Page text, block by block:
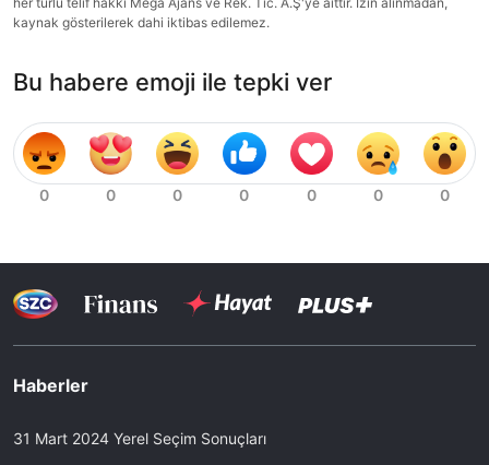
kaynak gösterilerek dahi iktibas edilemez.
Bu habere emoji ile tepki ver
Haberler
31 Mart 2024 Yerel Seçim Sonuçları